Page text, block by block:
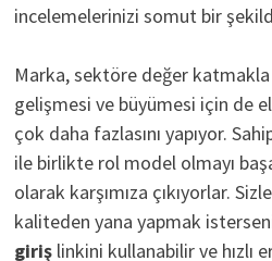
incelemelerinizi somut bir
Marka, sektöre değer
gelişmesi ve büyümesi için de
çok daha fazlasını yapıyor.
ile birlikte rol model olmayı
olarak karşımıza çıkıyorlar.
kaliteden yana yapmak
giriş linkini kullanabilir ve hızlı